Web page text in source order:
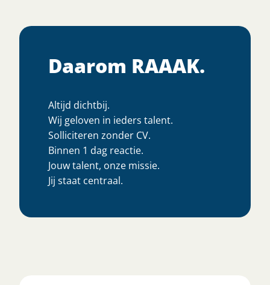
Daarom RAAAK.
Altijd dichtbij.
Wij geloven in ieders talent.
Solliciteren zonder CV.
Binnen 1 dag reactie.
Jouw talent, onze missie.
Jij staat centraal.